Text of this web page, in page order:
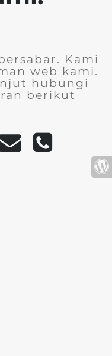
Kami
web kami.
hubungi
berikut